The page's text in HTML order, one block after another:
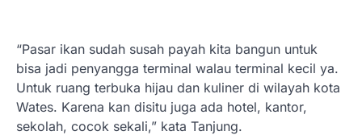
“Pasar ikan sudah susah payah kita bangun untuk
bisa jadi penyangga terminal walau terminal kecil ya.
Untuk ruang terbuka hijau dan kuliner di wilayah kota
Wates. Karena kan disitu juga ada hotel, kantor,
sekolah, cocok sekali,” kata Tanjung.